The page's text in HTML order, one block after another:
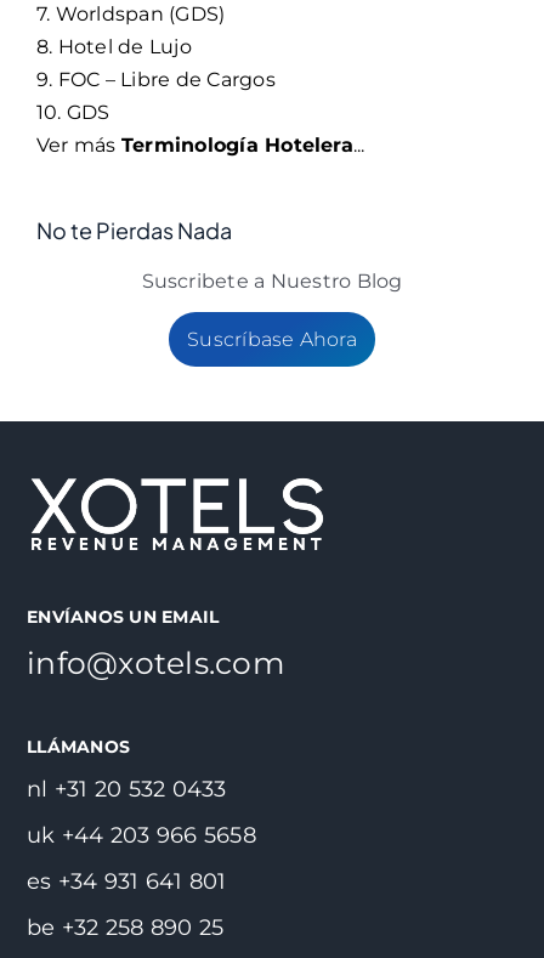
7. Worldspan (GDS)
8. Hotel de Lujo
9. FOC – Libre de Cargos
10. GDS
Ver más Terminología Hotelera...
No te Pierdas Nada
Suscribete a Nuestro Blog
Suscríbase Ahora
ENVÍANOS UN EMAIL
info@xotels.com
LLÁMANOS
nl +31 20 532 0433
uk +44 203 966 5658
es +34 931 641 801
be +32 258 890 25